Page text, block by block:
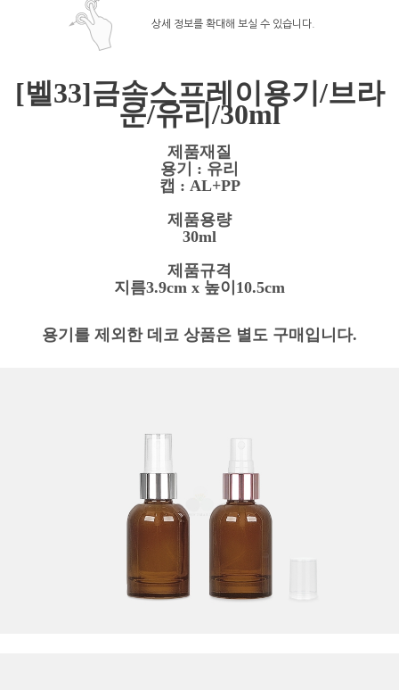
상세 정보를 확대해 보실 수 있습니다.
[벨33]금속스프레이용기/브라
운/유리/30ml
제품재질
용기 : 유리
캡 : AL+PP
제품용량
30ml
제품규격
지름3.9cm x 높이10.5cm
용기를 제외한 데코 상품은 별도 구매입니다.